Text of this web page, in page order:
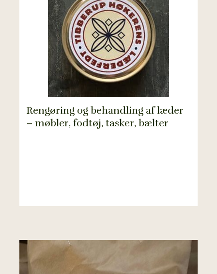
Rengøring og behandling af læder
– møbler, fodtøj, tasker, bælter